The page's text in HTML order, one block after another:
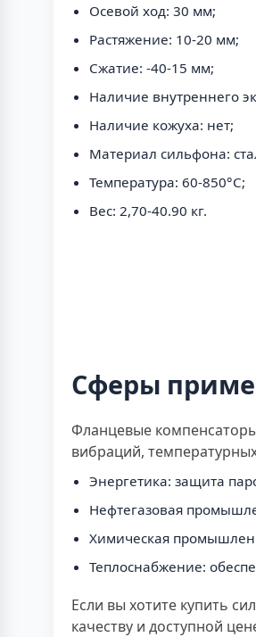
Осевой ход: 30 мм;
Растяжение: 10-20 мм;
Сжатие: -40-15 мм;
Наличие внутреннего
Наличие кожуха: нет;
Материал сильфона:
Температура: 60-850°С;
Вес: 2,70-40.90 кг.
Сферы
Фланцевые
вибраций,
Энергетика: защита
Нефтегазовая
Химическая
Теплоснабжение:
Если вы хотите купить
качеству и доступной